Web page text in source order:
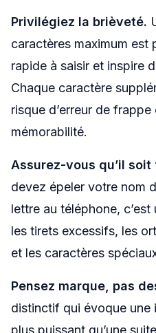
Privilégiez la brièveté.
caractères maximum est
rapide à saisir et inspire
Chaque caractère
risque d’erreur de frappe
mémorabilité.
Assurez-vous qu’il
devez épeler votre nom
lettre au téléphone, c’est
les tirets excessifs, les
et les caractères
Pensez marque, pas
distinctif qui évoque une
plus puissant qu’une